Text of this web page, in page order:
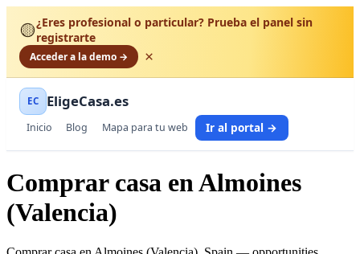
🟡¿Eres profesional o particular? Prueba el panel sin
registrarte
Acceder a la demo → ×
EC EligeCasa.es
Inicio Blog Mapa para tu web Ir al portal →
Comprar casa en Almoines
(Valencia)